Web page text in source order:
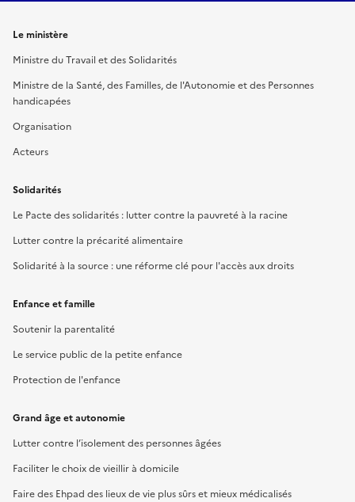
Le ministère
Ministre du Travail et des Solidarités
Ministre de la Santé, des Familles, de l'Autonomie et des Personnes
handicapées
Organisation
Acteurs
Solidarités
Le Pacte des solidarités : lutter contre la pauvreté à la racine
Lutter contre la précarité alimentaire
Solidarité à la source : une réforme clé pour l'accès aux droits
Enfance et famille
Soutenir la parentalité
Le service public de la petite enfance
Protection de l'enfance
Grand âge et autonomie
Lutter contre l’isolement des personnes âgées
Faciliter le choix de vieillir à domicile
Faire des Ehpad des lieux de vie plus sûrs et mieux médicalisés